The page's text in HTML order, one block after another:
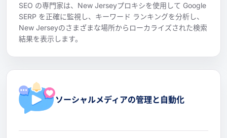
SEO の専門家は、New Jerseyプロキシを使用して Google
SERP を正確に監視し、キーワード ランキングを分析し、
New Jerseyのさまざまな場所からローカライズされた検索
結果を表示します。
ソーシャルメディアの管理と自動化